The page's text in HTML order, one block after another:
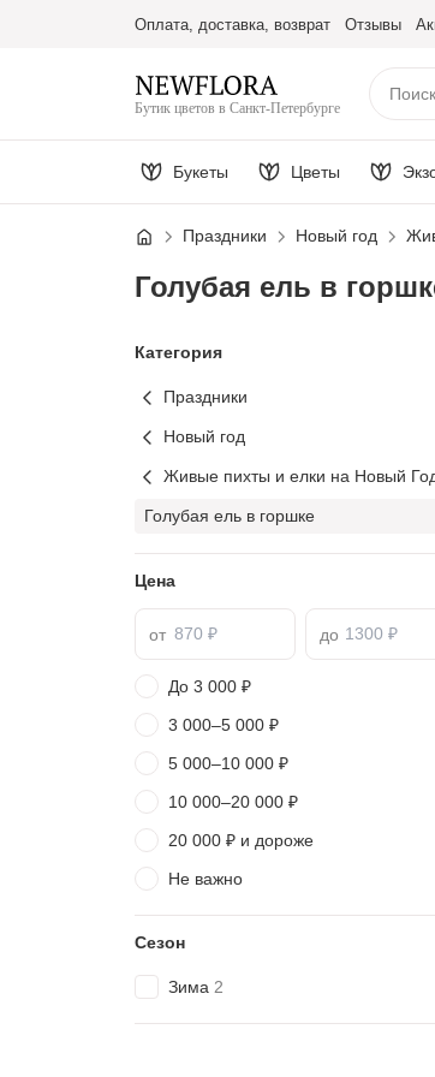
Оплата, доставка, возврат Отзывы
Бутик цветов в Санкт-Петербурге
Букеты Цветы
Праздники Новый год
Голубая ель в
Категория
Праздники
Новый год
Живые пихты и елки на Новый
Голубая ель в горшке
Цена
от до
До 3 000 ₽
3 000–5 000 ₽
5 000–10 000 ₽
10 000–20 000 ₽
20 000 ₽ и дороже
Не важно
Сезон
Зима 2